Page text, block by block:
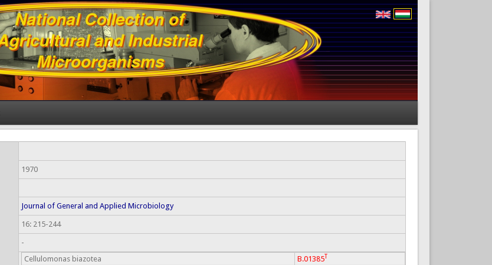
1970
Journal of General and Applied Microbiology
16: 215-244
-
Cellulomonas biazotea B.01385T